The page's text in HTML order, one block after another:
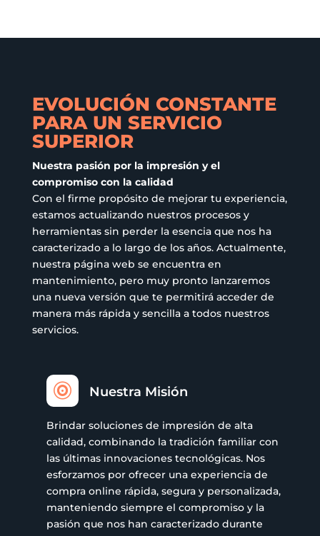
EVOLUCIÓN CONSTANTE
PARA UN SERVICIO
SUPERIOR
Nuestra pasión por la impresión y el
compromiso con la calidad
Con el firme propósito de mejorar tu experiencia,
estamos actualizando nuestros procesos y
herramientas sin perder la esencia que nos ha
caracterizado a lo largo de los años. Actualmente,
nuestra página web se encuentra en
mantenimiento, pero muy pronto lanzaremos
una nueva versión que te permitirá acceder de
manera más rápida y sencilla a todos nuestros
servicios.
 Nuestra Misión
Brindar soluciones de impresión de alta
calidad, combinando la tradición familiar con
las últimas innovaciones tecnológicas. Nos
esforzamos por ofrecer una experiencia de
compra online rápida, segura y personalizada,
manteniendo siempre el compromiso y la
pasión que nos han caracterizado durante